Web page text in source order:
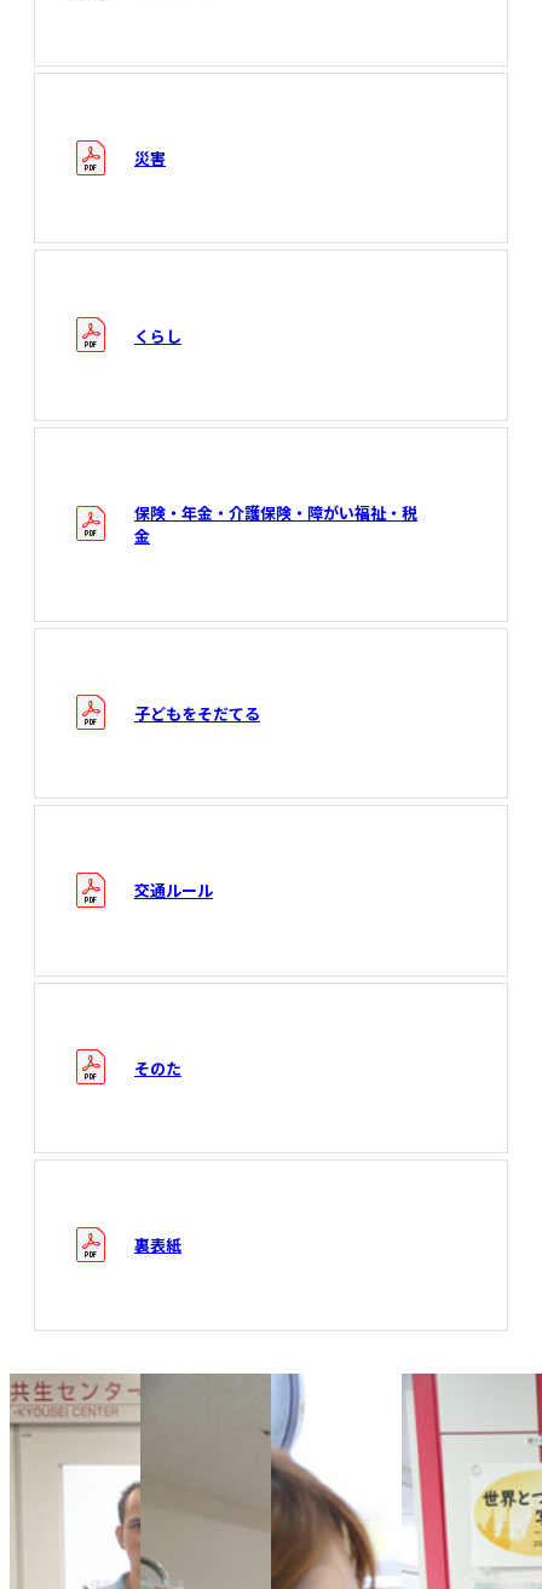
災害
くらし
保険・年金・介護保険・障がい福祉・税
金
子どもをそだてる
交通ルール
そのた
裏表紙